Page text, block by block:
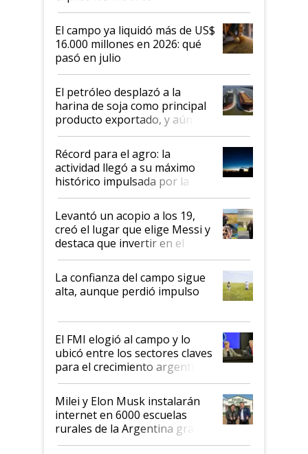
El campo ya liquidó más de US$
16.000 millones en 2026: qué
pasó en julio
El petróleo desplazó a la
harina de soja como principal
producto exportado, y aún así
el agro aportó casi seis de cada
diez dólares y sostuvo el
liderazgo en un semestre
récord
Récord para el agro: la
actividad llegó a su máximo
histórico impulsada por la
cosecha y las exportaciones
Levantó un acopio a los 19,
creó el lugar que elige Messi y
destaca que invertir en el
kirchnerismo era como "darle
plata a un hijo para droga":
Juan Félix Rossetti, el libertario
que de una dura crisis salió
de Milei
La confianza del campo sigue
alta, aunque perdió impulso
El FMI elogió al campo y lo
ubicó entre los sectores claves
para el crecimiento argentino
Milei y Elon Musk instalarán
internet en 6000 escuelas
rurales de la Argentina gracias
a un acuerdo con Starlink